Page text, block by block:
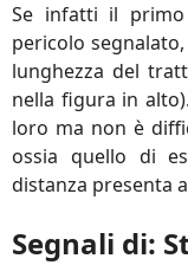
Se infatti il
pericolo
lunghezza del
nella figura in
loro ma non è
ossia quello di
distanza presenta
Segnali di: